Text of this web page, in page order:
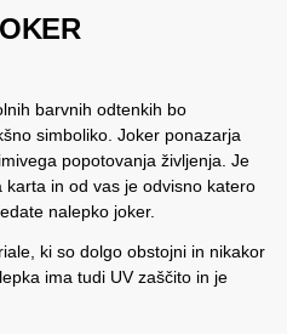
barvnih odtenkih bo
simboliko. Joker ponazarja
popotovanja življenja. Je
in od vas je odvisno katero
nalepko joker.
ki so dolgo obstojni in nikakor
ima tudi UV zaščito in je